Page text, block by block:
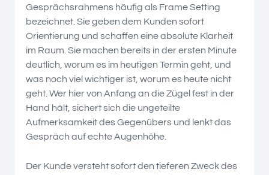
Gesprächsrahmens häufig als Frame Setting
bezeichnet. Sie geben dem Kunden sofort
Orientierung und schaffen eine absolute Klarheit
im Raum. Sie machen bereits in der ersten Minute
deutlich, worum es im heutigen Termin geht, und
was noch viel wichtiger ist, worum es heute nicht
geht. Wer hier von Anfang an die Zügel fest in der
Hand hält, sichert sich die ungeteilte
Aufmerksamkeit des Gegenübers und lenkt das
Gespräch auf echte Augenhöhe.
Der Kunde versteht sofort den tieferen Zweck des